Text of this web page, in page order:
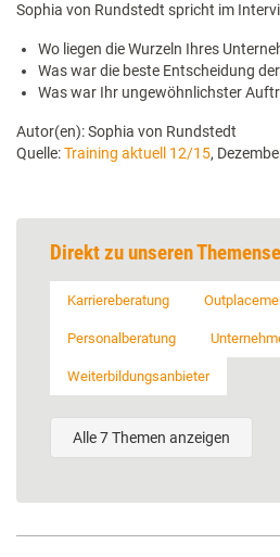
Sophia von Rundstedt spricht im
Wo liegen die Wurzeln Ihres
Was war die beste Entscheidung
Was war Ihr ungewöhnlichster
Autor(en): Sophia von Rundstedt
Quelle:Training aktuell 12/15,
Direkt zu unseren
Karriereberatung
Personalberatung
Weiterbildungsanbieter
Alle 7 Themen anzeigen